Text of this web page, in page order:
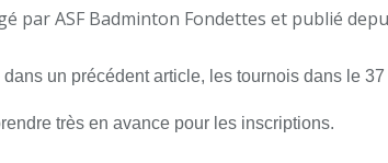
par ASF Badminton Fondettes et publié
un précédent article, les tournois dans le 37
très en avance pour les inscriptions.